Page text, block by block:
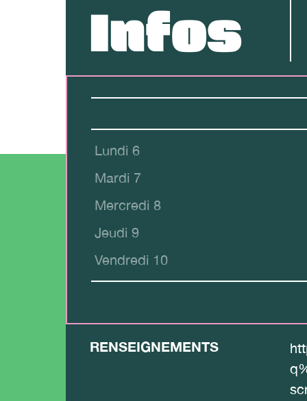
Infos
Lundi 6
Mardi 7
Mercredi 8
Jeudi 9
Vendredi 10
RENSEIGNEMENTS